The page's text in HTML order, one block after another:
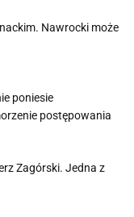
Nawrocki może
poniesie
postępowania
Zagórski. Jedna z